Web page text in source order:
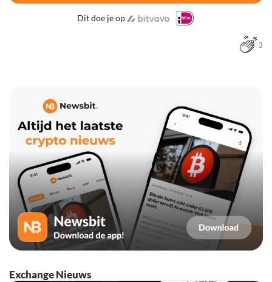
Dit doe je op
3
Exchange Nieuws